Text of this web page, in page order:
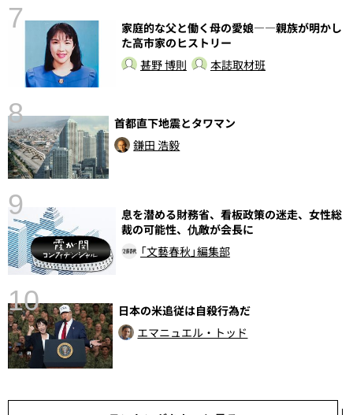
7
家庭的な父と働く母の愛娘――親族が明かし
た高市家のヒストリー
甚野 博則
本誌取材班
8
首都直下地震とタワマン
鎌田 浩毅
9
息を潜める財務省、看板政策の迷走、女性総
裁の可能性、仇敵が会長に
「文藝春秋」編集部
10
日本の米追従は自殺行為だ
エマニュエル・トッド